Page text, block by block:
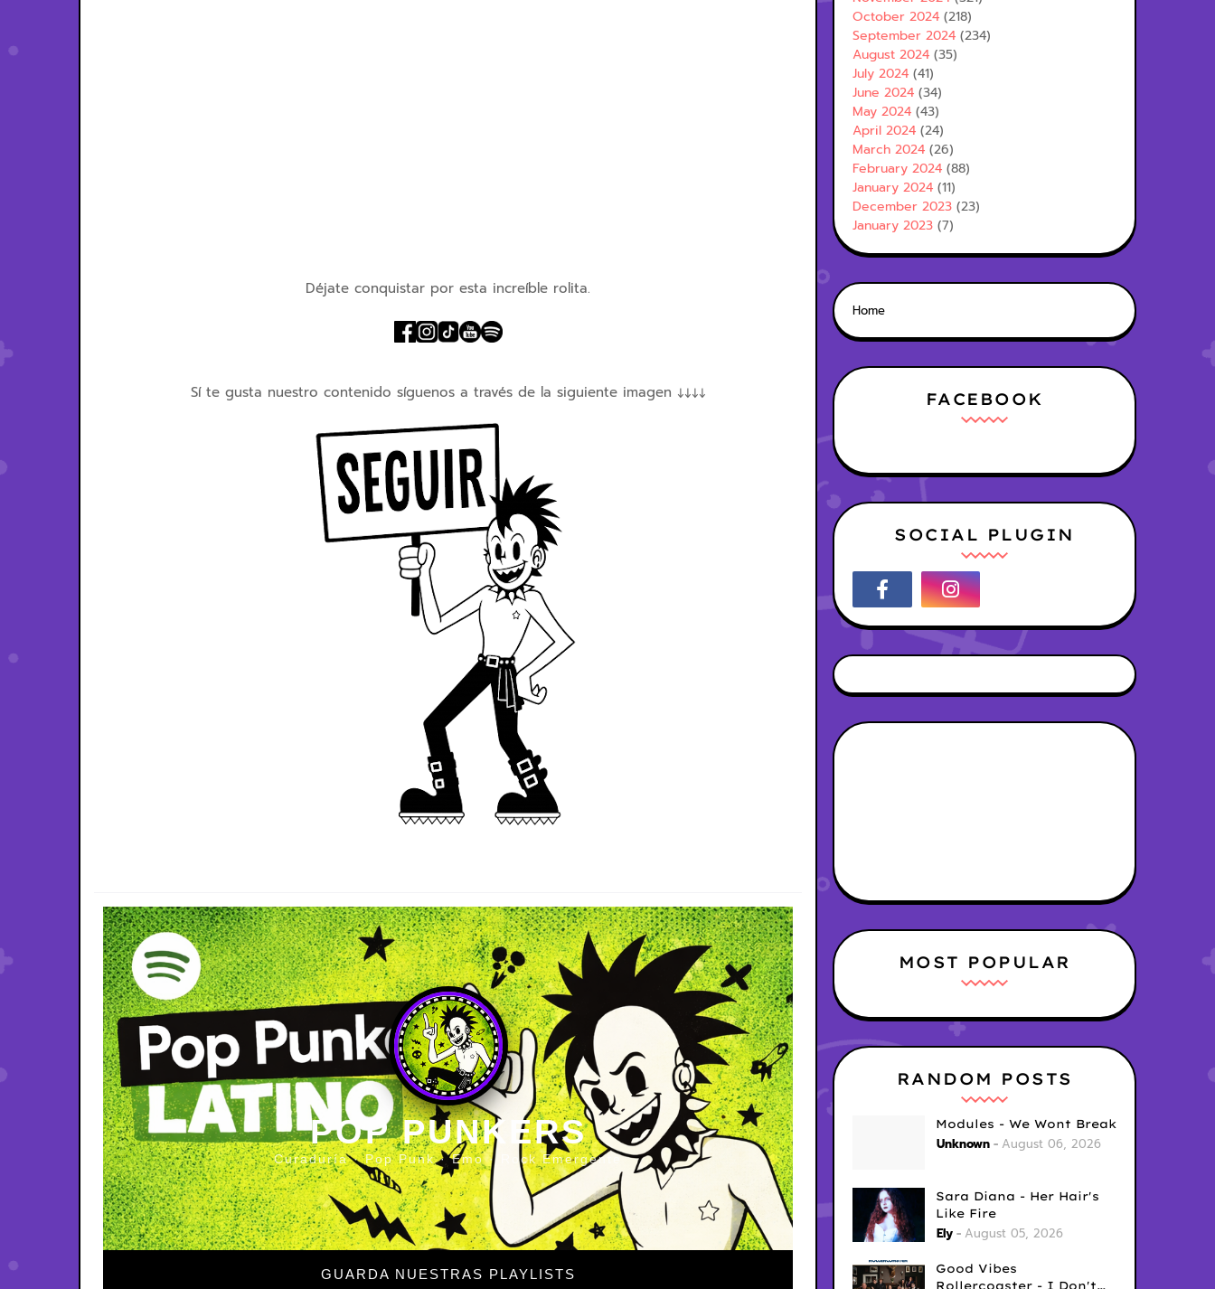
Déjate conquistar por esta increíble rolita.
Sí te gusta nuestro contenido síguenos a través de la siguiente imagen ↓↓↓↓
POP PUNKERS
Curaduría · Pop Punk · Emo · Rock Emergente
GUARDA NUESTRAS PLAYLISTS
October 2024 (218)
September 2024 (234)
August 2024 (35)
July 2024 (41)
June 2024 (34)
May 2024 (43)
April 2024 (24)
March 2024 (26)
February 2024 (88)
January 2024 (11)
December 2023 (23)
January 2023 (7)
Home
FACEBOOK
SOCIAL PLUGIN
MOST POPULAR
RANDOM POSTS
Modules - We Wont Break
Unknown August 06, 2026
Sara Diana - Her Hair's
Like Fire
Ely August 05, 2026
Good Vibes
Rollercoaster - I Don't